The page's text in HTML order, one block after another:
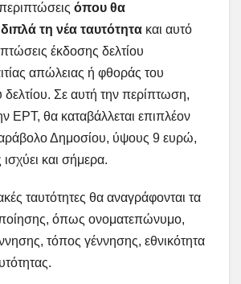
όπου θα
τη νέα ταυτότητα και αυτό
έκδοσης δελτίου
απώλειας ή φθοράς του
Σε αυτή την περίπτωση,
ΕΡΤ, θα καταβάλλεται επιπλέον
Δημοσίου, ύψους 9 ευρώ,
και σήμερα.
ταυτότητες θα αναγράφονται τα
όπως ονοματεπώνυμο,
τόπος γέννησης, εθνικότητα